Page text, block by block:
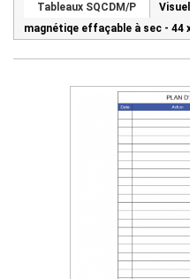
Tableaux SQCDM/P
magnétiqe effaçable à sec - 44